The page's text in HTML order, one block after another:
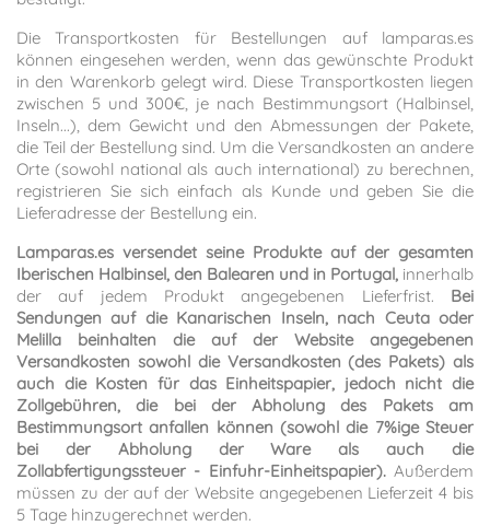
Die Transportkosten für Bestellungen auf lamparas.es
können eingesehen werden, wenn das gewünschte Produkt
in den Warenkorb gelegt wird. Diese Transportkosten liegen
zwischen 5 und 300€, je nach Bestimmungsort (Halbinsel,
Inseln...), dem Gewicht und den Abmessungen der Pakete,
die Teil der Bestellung sind. Um die Versandkosten an andere
Orte (sowohl national als auch international) zu berechnen,
registrieren Sie sich einfach als Kunde und geben Sie die
Lieferadresse der Bestellung ein.
Lamparas.es versendet seine Produkte auf der gesamten
Iberischen Halbinsel, den Balearen und in Portugal, innerhalb
der auf jedem Produkt angegebenen Lieferfrist. Bei
Sendungen auf die Kanarischen Inseln, nach Ceuta oder
Melilla beinhalten die auf der Website angegebenen
Versandkosten sowohl die Versandkosten (des Pakets) als
auch die Kosten für das Einheitspapier, jedoch nicht die
Zollgebühren, die bei der Abholung des Pakets am
Bestimmungsort anfallen können (sowohl die 7%ige Steuer
bei der Abholung der Ware als auch die
Zollabfertigungssteuer - Einfuhr-Einheitspapier). Außerdem
müssen zu der auf der Website angegebenen Lieferzeit 4 bis
5 Tage hinzugerechnet werden.